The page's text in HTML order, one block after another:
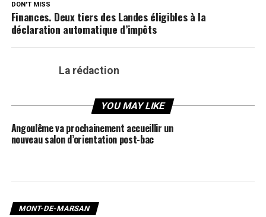
DON'T MISS
Finances. Deux tiers des Landes éligibles à la
déclaration automatique d’impôts
La rédaction
YOU MAY LIKE
Angoulême va prochainement accueillir un
nouveau salon d’orientation post-bac
MONT-DE-MARSAN